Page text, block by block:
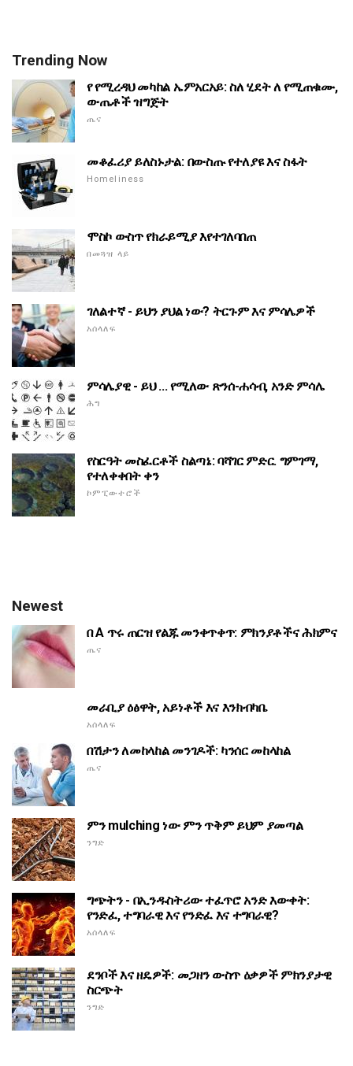
Trending Now
የ የሚረዳህ መካከል ኤምአርአይ: ስለ ሂደት ለ የሚጠቁሙ,
ውጤቶች ዝግጅት
ጤና
መቆፈሪያ ይለስኑታል: በውስጡ የተለያዩ እና ስፋት
Homeliness
ሞስኮ ውስጥ የክራይሚያ እየተገለባበጠ
በመጓዝ ላይ
ገለልተኛ - ይህን ያህል ነው? ትርጉም እና ምሳሌዎች
አሰላለፍ
ምሳሌያዊ - ይህ ... የሚለው ጽንሰ-ሐሳብ, አንድ ምሳሌ
ሕግ
የስርዓት መስፈርቶች ስልጣኔ: ባሻገር ምድር. ግምገማ,
የተለቀቀበት ቀን
ኮምፒውተሮች
Newest
በ A ጥሩ ጠርዝ የልጁ መንቀጥቀጥ: ምክንያቶችና ሕክምና
ጤና
መራቢያ ዕፅዋት, አይነቶች እና እንክብካቤ
አሰላለፍ
በሽታን ለመከላከል መንገዶች: ካንሰር መከላከል
ጤና
ምን mulching ነው ምን ጥቅም ይህም ያመጣል
ንግድ
ግጭትን - በኢንዱስትሪው ተፈጥሮ አንድ እውቀት:
የንድፈ, ተግባራዊ እና የንድፈ እና ተግባራዊ?
አሰላለፍ
ደንቦች እና ዘዴዎች: መጋዘን ውስጥ ዕቃዎች ምክንያታዊ
ስርጭት
ንግድ